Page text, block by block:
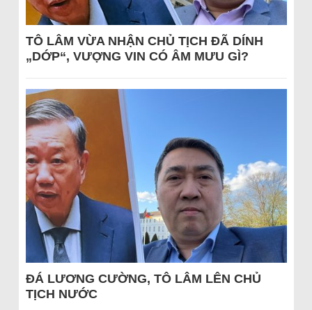
TÔ LÂM VỪA NHẬN CHỦ TỊCH ĐÃ DÍNH
„DỚP“, VƯỢNG VIN CÓ ÂM MƯU GÌ?
ĐÁ LƯƠNG CƯỜNG, TÔ LÂM LÊN CHỦ
TỊCH NƯỚC